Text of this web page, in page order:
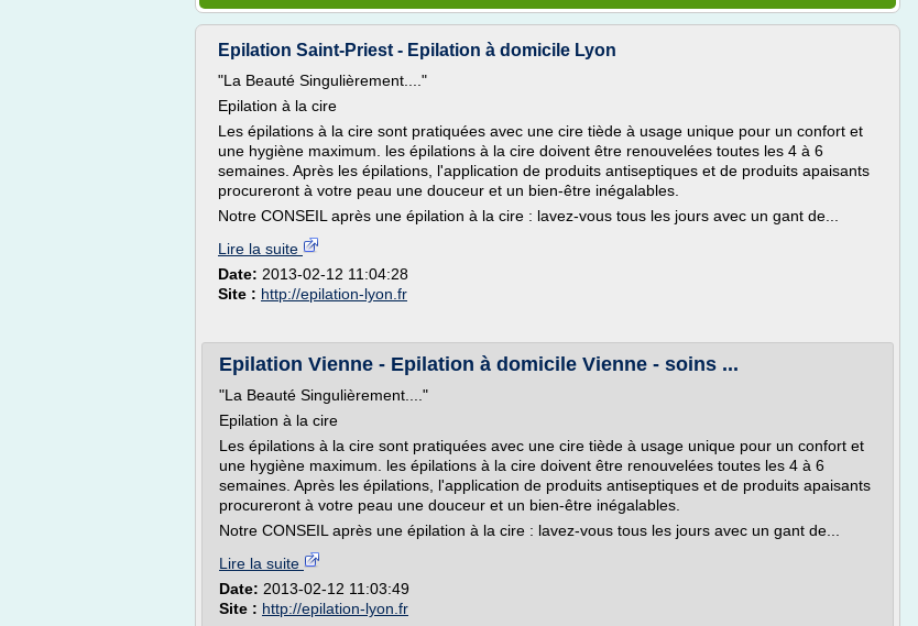
Epilation Saint-Priest - Epilation à domicile Lyon
"La Beauté Singulièrement...."
Epilation à la cire
Les épilations à la cire sont pratiquées avec une cire tiède à usage unique pour un confort et
une hygiène maximum. les épilations à la cire doivent être renouvelées toutes les 4 à 6
semaines. Après les épilations, l'application de produits antiseptiques et de produits apaisants
procureront à votre peau une douceur et un bien-être inégalables.
Notre CONSEIL après une épilation à la cire : lavez-vous tous les jours avec un gant de...
Lire la suite
Date: 2013-02-12 11:04:28
Site : http://epilation-lyon.fr
Epilation Vienne - Epilation à domicile Vienne - soins ...
"La Beauté Singulièrement...."
Epilation à la cire
Les épilations à la cire sont pratiquées avec une cire tiède à usage unique pour un confort et
une hygiène maximum. les épilations à la cire doivent être renouvelées toutes les 4 à 6
semaines. Après les épilations, l'application de produits antiseptiques et de produits apaisants
procureront à votre peau une douceur et un bien-être inégalables.
Notre CONSEIL après une épilation à la cire : lavez-vous tous les jours avec un gant de...
Lire la suite
Date: 2013-02-12 11:03:49
Site : http://epilation-lyon.fr